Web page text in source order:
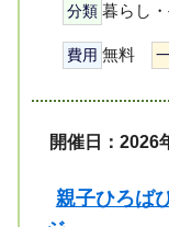
分類 暮らし
費用 無料
開催日：2026
親子ひろば